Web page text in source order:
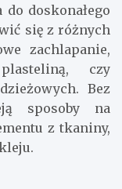
doskonałego
się z różnych
zachlapanie,
czy
Bez
sposoby na
z tkaniny,